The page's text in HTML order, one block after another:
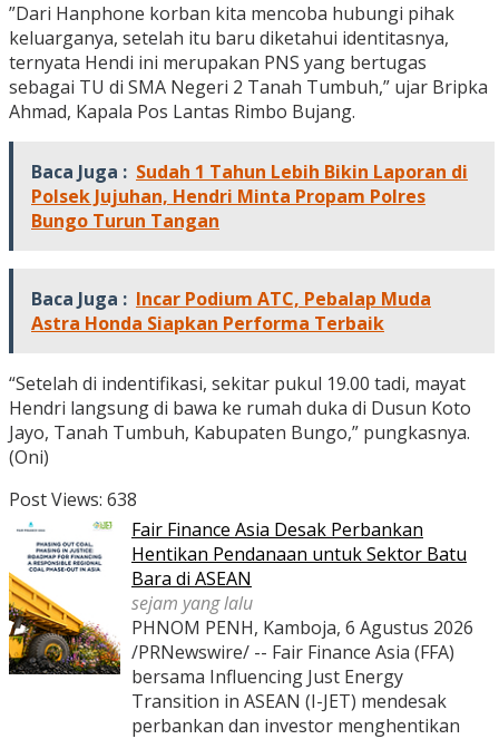
”Dari Hanphone korban kita mencoba hubungi pihak
keluarganya, setelah itu baru diketahui identitasnya,
ternyata Hendi ini merupakan PNS yang bertugas
sebagai TU di SMA Negeri 2 Tanah Tumbuh,” ujar Bripka
Ahmad, Kapala Pos Lantas Rimbo Bujang.
Baca Juga : Sudah 1 Tahun Lebih Bikin Laporan di
Polsek Jujuhan, Hendri Minta Propam Polres
Bungo Turun Tangan
Baca Juga : Incar Podium ATC, Pebalap Muda
Astra Honda Siapkan Performa Terbaik
“Setelah di indentifikasi, sekitar pukul 19.00 tadi, mayat
Hendri langsung di bawa ke rumah duka di Dusun Koto
Jayo, Tanah Tumbuh, Kabupaten Bungo,” pungkasnya.
(Oni)
Post Views: 638
Fair Finance Asia Desak Perbankan
Hentikan Pendanaan untuk Sektor Batu
Bara di ASEAN
sejam yang lalu
PHNOM PENH, Kamboja, 6 Agustus 2026
/PRNewswire/ -- Fair Finance Asia (FFA)
bersama Influencing Just Energy
Transition in ASEAN (I-JET) mendesak
perbankan dan investor menghentikan